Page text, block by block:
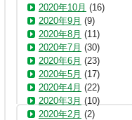
2020年10月 (16)
2020年9月 (9)
2020年8月 (11)
2020年7月 (30)
2020年6月 (23)
2020年5月 (17)
2020年4月 (22)
2020年3月 (10)
2020年2月 (2)